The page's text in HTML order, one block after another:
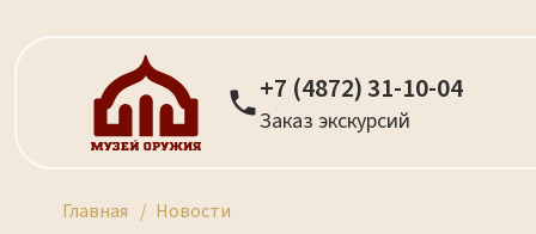
+7 (4872) 31-10-04
Заказ экскурсий
Главная Новости